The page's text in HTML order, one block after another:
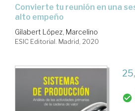
convierte tu reunión en una sesión de trabajo de
alto empeño
Gilabert López, Marcelino
ESIC Editorial. Madrid, 2020